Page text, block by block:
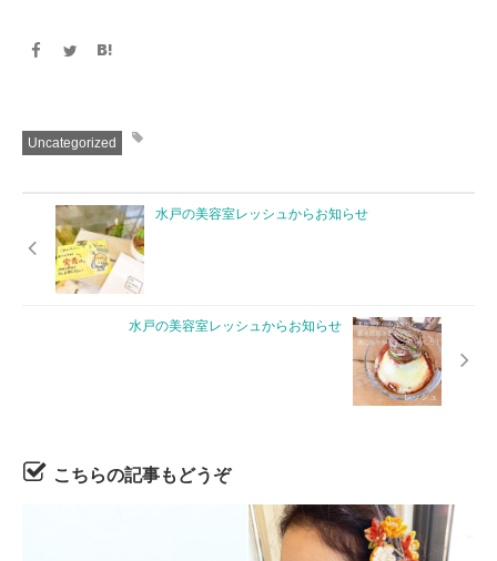
Uncategorized
水戸の美容室レッシュからお知らせ
水戸の美容室レッシュからお知らせ
こちらの記事もどうぞ